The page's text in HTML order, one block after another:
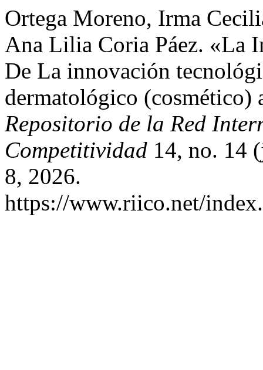
Ortega Moreno, Irma
Ana Lilia Coria Páez. «La
De La innovación
dermatológico
Repositorio de la Red
Competitividad 14, no. 14
8, 2026.
https://www.riico.net/